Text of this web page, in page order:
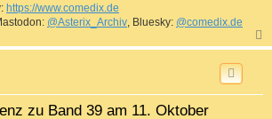
https://www.comedix.de
@Asterix_Archiv, Bluesky: @comedix.de
a
zu Band 39 am 11. Oktober